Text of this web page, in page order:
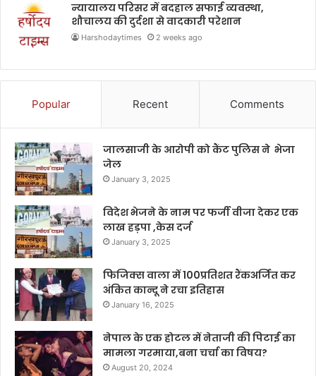
न्यायालय परिसर में बदहाल सफाई व्यवस्था,
शौचालय की दुर्दशा से वादकारी परेशान
Harshodaytimes 2 weeks ago
Popular Recent Comments
जालसाजी के आरोपी को कैंट पुलिस ने भेजा
जेल
January 3, 2025
विदेश भेजने के नाम पर फर्जी वीजा देकर एक
लाख हड़पा ,केस दर्ज
January 3, 2025
फिजिक्स वाला में 100प्रतिशत रैंकअर्जित कर
अंकित कान्दू ने रचा इतिहास
January 16, 2025
नेपाल के एक होटल में नेताजी की पिटाई का
मामला गरमाया,बना चर्चा का विषय?
August 20, 2024